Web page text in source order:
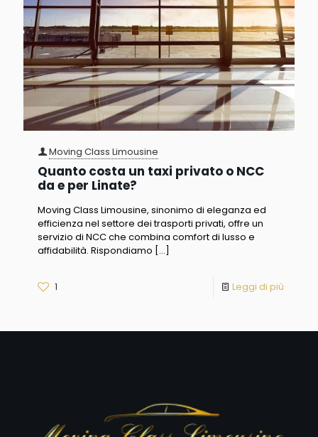
Moving Class Limousine
Quanto costa un taxi privato o NCC
da e per Linate?
Moving Class Limousine, sinonimo di eleganza ed
efficienza nel settore dei trasporti privati, offre un
servizio di NCC che combina comfort di lusso e
affidabilità. Rispondiamo […]
1 Leggi di più